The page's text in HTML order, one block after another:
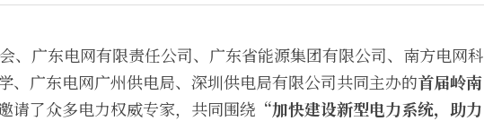
、广东电网有限责任公司、广东省能源集团有限公司、南方电网科
、广东电网广州供电局、深圳供电局有限公司共同主办的首届岭南
请了众多电力权威专家，共同围绕 “加快建设新型电力系统，助力